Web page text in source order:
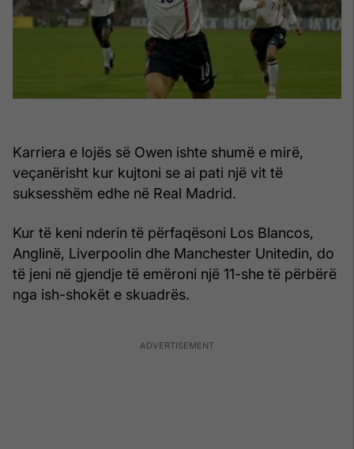
Karriera e lojës së Owen ishte shumë e mirë,
veçanërisht kur kujtoni se ai pati një vit të
suksesshëm edhe në Real Madrid.
Kur të keni nderin të përfaqësoni Los Blancos,
Anglinë, Liverpoolin dhe Manchester Unitedin, do
të jeni në gjendje të emëroni një 11-she të përbërë
nga ish-shokët e skuadrës.